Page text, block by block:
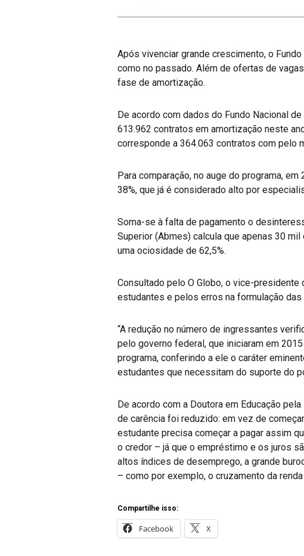
Após vivenciar grande crescimento, o
como no passado. Além de ofertas de
fase de amortização.
De acordo com dados do Fundo Nacional
613.962 contratos em amortização neste
corresponde a 364.063 contratos com pelo
Para comparação, no auge do programa,
38%, que já é considerado alto por
Soma-se à falta de pagamento o
Superior (Abmes) calcula que apenas 30
uma ociosidade de 62,5%.
Consultado pelo O Globo, o vice-
estudantes e pelos erros na formulação das
“A redução no número de ingressantes
pelo governo federal, que iniciaram em
programa, conferindo a ele o caráter
estudantes que necessitam do suporte do
De acordo com a Doutora em Educação
de carência foi reduzido: em vez de
estudante precisa começar a pagar assim
o credor – já que o empréstimo e os juros
altos índices de desemprego, a grande
– como por exemplo, o cruzamento da
Compartilhe isso:
Facebook X